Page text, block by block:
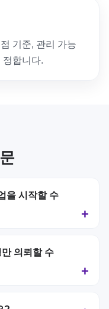
기준, 관리 가능
정합니다.
을 시작할 수
의뢰할 수